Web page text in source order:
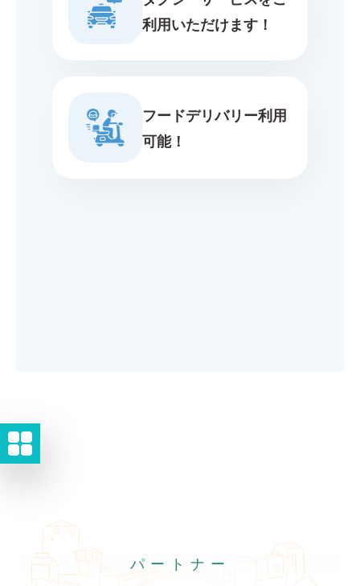
利用いただけます！
フードデリバリー利用
可能！
パートナー